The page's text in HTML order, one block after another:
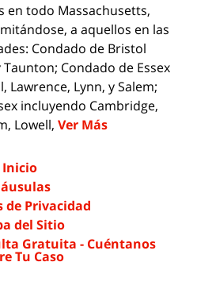
en todo Massachusetts,
a aquellos en las
Condado de Bristol
Condado de Essex
Lawrence, Lynn, y Salem;
incluyendo Cambridge,
Lowell, Ver Más
Inicio
de Privacidad
del Sitio
Gratuita - Cuéntanos
Tu Caso